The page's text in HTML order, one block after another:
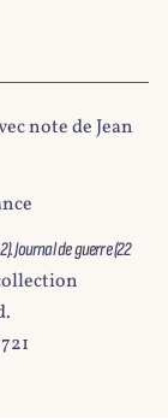
note de Jean
Journal de guerre (22